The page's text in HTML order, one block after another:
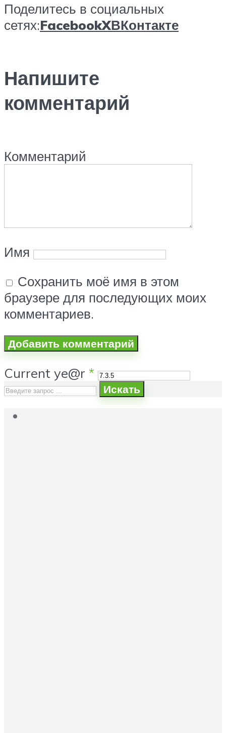
Поделитесь в социальных
сетях:FacebookXВКонтакте
Напишите
комментарий
Комментарий
Имя
Сохранить моё имя в этом
браузере для последующих моих
комментариев.
Current ye@r *
Искать